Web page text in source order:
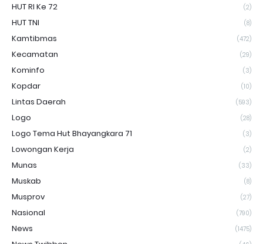
HUT RI Ke 72 (2)
HUT TNI (8)
Kamtibmas (472)
Kecamatan (29)
Kominfo (3)
Kopdar (10)
Lintas Daerah (593)
Logo (28)
Logo Tema Hut Bhayangkara 71 (3)
Lowongan Kerja (2)
Munas (33)
Muskab (8)
Musprov (27)
Nasional (790)
News (1475)